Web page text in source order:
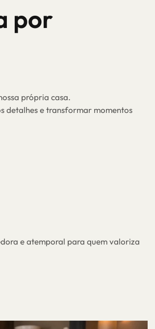
por
própria casa.
detalhes e transformar momentos
e atemporal para quem valoriza